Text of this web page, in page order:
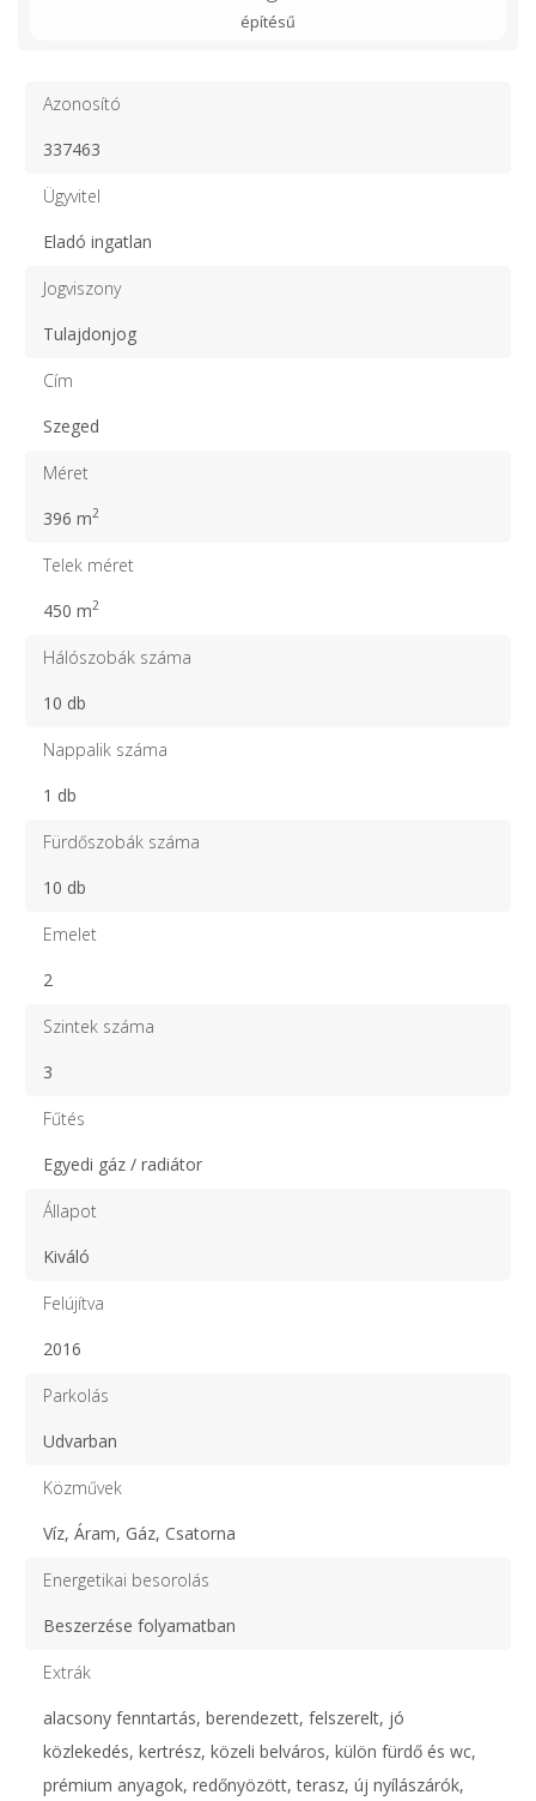
építésű
Azonosító
337463
Ügyvitel
Eladó ingatlan
Jogviszony
Tulajdonjog
Cím
Szeged
Méret
396 m2
Telek méret
450 m2
Hálószobák száma
10 db
Nappalik száma
1 db
Fürdőszobák száma
10 db
Emelet
2
Szintek száma
3
Fűtés
Egyedi gáz / radiátor
Állapot
Kiváló
Felújítva
2016
Parkolás
Udvarban
Közművek
Víz, Áram, Gáz, Csatorna
Energetikai besorolás
Beszerzése folyamatban
Extrák
alacsony fenntartás, berendezett, felszerelt, jó
közlekedés, kertrész, közeli belváros, külön fürdő és wc,
prémium anyagok, redőnyözött, terasz, új nyílászárók,